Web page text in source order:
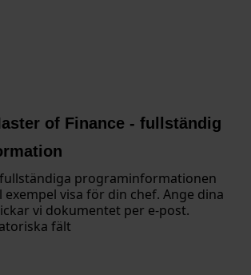
of Finance - fullständig
programinformationen
exempel visa för din chef. Ange dina
vi dokumentet per e-post.
fält